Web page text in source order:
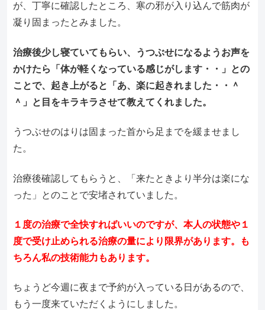
が、丁寧に確認したところ、寒の邪が入り込んで筋肉が
凝り固まったとみました。
治療後少し寝ていてもらい、うつぶせになるようお声を
かけたら「体が軽くなっている感じがします・・」との
ことで、起き上がると「あ、楽に起きれました・・＾
＾」と目をキラキラさせて教えてくれました。
うつぶせのはりは固まった首から足までを緩ませまし
た。
治療後確認してもらうと、「来たときより半分は楽にな
った」とのことで安堵されていました。
１度の治療で全快すればいいのですが、本人の状態や１
度で受け止められる治療の量により限界があります。も
ちろん私の技術能力もあります。
ちょうど今週に夜まで予約が入っている日があるので、
もう一度来ていただくようにしました。